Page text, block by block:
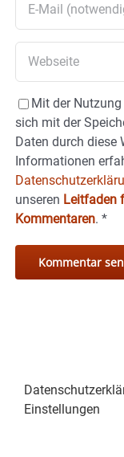
Mit der
sich mit der
Daten durch diese
Informationen
unseren Leitfaden
Kommentaren. *
Einstellungen